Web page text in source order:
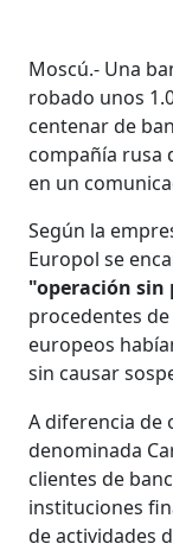
Moscú.- Una
robado unos
centenar de
compañía rusa
en un
Según la
Europol se
"operación sin
procedentes de
europeos
sin causar
A diferencia de
denominada
clientes de
instituciones
de actividades